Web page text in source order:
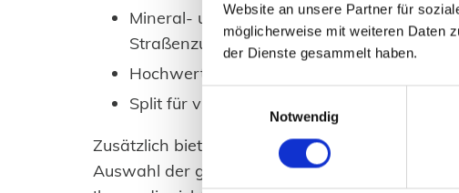
Website an unsere Partner für
möglicherweise mit weiteren Daten
der Dienste gesammelt haben.
Notwendig
Mineral- und Grobschotter zur
Straßenzufahrten
Hochwertiger Mutterboden für Garten-
Split für vielseitige Anwendungen im
Zusätzlich bieten wir Ihnen eine kompetente
Auswahl der geeigneten Materialien. Unser